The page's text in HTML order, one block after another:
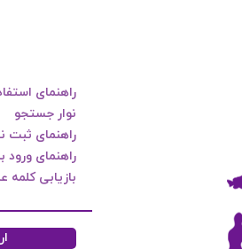
راهنمای
نوار جستجو
راهنمای ثبت
راهنمای ورود
بازیابی کلمه